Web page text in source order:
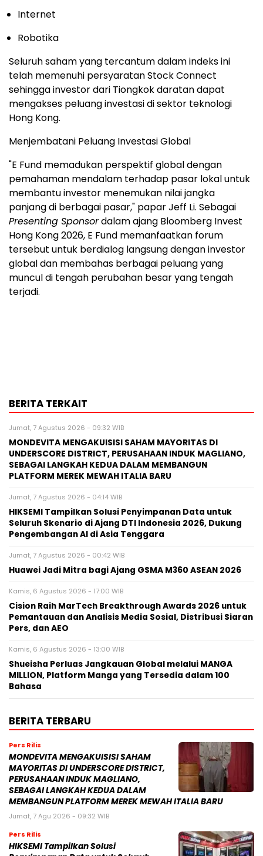
Internet
Robotika
Seluruh saham yang tercantum dalam indeks ini
telah memenuhi persyaratan Stock Connect
sehingga investor dari Tiongkok daratan dapat
mengakses peluang investasi di sektor teknologi
Hong Kong.
Menjembatani Peluang Investasi Global
"E Fund memadukan perspektif global dengan
pemahaman mendalam terhadap pasar lokal untuk
membantu investor menemukan nilai jangka
panjang di berbagai pasar," papar Jeff Li. Sebagai
Presenting Sponsordalam ajang Bloomberg Invest
Hong Kong 2026, E Fund memanfaatkan forum
tersebut untuk berdialog langsung dengan investor
global dan membahas berbagai peluang yang
muncul di tengah perubahan besar yang tengah
terjadi.
BERITA TERKAIT
Jumat, 7 Agustus 2026 - 09:32 WIB
MONDEVITA MENGAKUISISI SAHAM MAYORITAS DI
UNDERSCORE DISTRICT, PERUSAHAAN INDUK MAGLIANO,
SEBAGAI LANGKAH KEDUA DALAM MEMBANGUN
PLATFORM MEREK MEWAH ITALIA BARU
Jumat, 7 Agustus 2026 - 04:14 WIB
HIKSEMI Tampilkan Solusi Penyimpanan Data untuk
Seluruh Skenario di Ajang DTI Indonesia 2026, Dukung
Pengembangan AI di Asia Tenggara
Jumat, 7 Agustus 2026 - 00:42 WIB
Huawei Jadi Mitra bagi Ajang GSMA M360 ASEAN 2026
Kamis, 6 Agustus 2026 - 17:00 WIB
Cision Raih MarTech Breakthrough Awards 2026 untuk
Pemantauan dan Analisis Media Sosial, Distribusi Siaran
Pers, dan AEO
Kamis, 6 Agustus 2026 - 13:00 WIB
Shueisha Perluas Jangkauan Global melalui MANGA
MILLION, Platform Manga yang Tersedia dalam 100
Bahasa
BERITA TERBARU
Pers Rilis
MONDEVITA MENGAKUISISI SAHAM
MAYORITAS DI UNDERSCORE DISTRICT,
PERUSAHAAN INDUK MAGLIANO,
SEBAGAI LANGKAH KEDUA DALAM
MEMBANGUN PLATFORM MEREK MEWAH ITALIA BARU
Jumat, 7 Agu 2026 - 09:32 WIB
Pers Rilis
HIKSEMI Tampilkan Solusi